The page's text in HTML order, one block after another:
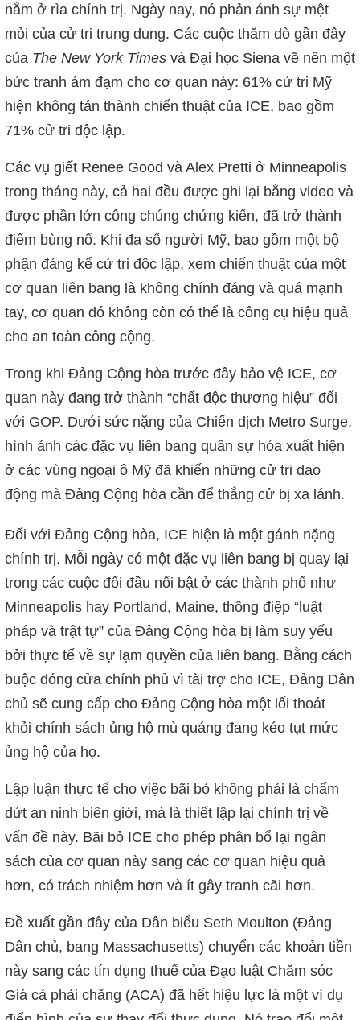
nằm ở rìa chính trị. Ngày nay, nó phản ánh sự mệt
mỏi của cử tri trung dung. Các cuộc thăm dò gần đây
của The New York Times và Đại học Siena vẽ nên một
bức tranh ảm đạm cho cơ quan này: 61% cử tri Mỹ
hiện không tán thành chiến thuật của ICE, bao gồm
71% cử tri độc lập.
Các vụ giết Renee Good và Alex Pretti ở Minneapolis
trong tháng này, cả hai đều được ghi lại bằng video và
được phần lớn công chúng chứng kiến, đã trở thành
điểm bùng nổ. Khi đa số người Mỹ, bao gồm một bộ
phận đáng kể cử tri độc lập, xem chiến thuật của một
cơ quan liên bang là không chính đáng và quá mạnh
tay, cơ quan đó không còn có thể là công cụ hiệu quả
cho an toàn công cộng.
Trong khi Đảng Cộng hòa trước đây bảo vệ ICE, cơ
quan này đang trở thành “chất độc thương hiệu” đối
với GOP. Dưới sức nặng của Chiến dịch Metro Surge,
hình ảnh các đặc vụ liên bang quân sự hóa xuất hiện
ở các vùng ngoại ô Mỹ đã khiến những cử tri dao
động mà Đảng Cộng hòa cần để thắng cử bị xa lánh.
Đối với Đảng Cộng hòa, ICE hiện là một gánh nặng
chính trị. Mỗi ngày có một đặc vụ liên bang bị quay lại
trong các cuộc đối đầu nổi bật ở các thành phố như
Minneapolis hay Portland, Maine, thông điệp “luật
pháp và trật tự” của Đảng Cộng hòa bị làm suy yếu
bởi thực tế về sự lạm quyền của liên bang. Bằng cách
buộc đóng cửa chính phủ vì tài trợ cho ICE, Đảng Dân
chủ sẽ cung cấp cho Đảng Cộng hòa một lối thoát
khỏi chính sách ủng hộ mù quáng đang kéo tụt mức
ủng hộ của họ.
Lập luận thực tế cho việc bãi bỏ không phải là chấm
dứt an ninh biên giới, mà là thiết lập lại chính trị về
vấn đề này. Bãi bỏ ICE cho phép phân bổ lại ngân
sách của cơ quan này sang các cơ quan hiệu quả
hơn, có trách nhiệm hơn và ít gây tranh cãi hơn.
Đề xuất gần đây của Dân biểu Seth Moulton (Đảng
Dân chủ, bang Massachusetts) chuyển các khoản tiền
này sang các tín dụng thuế của Đạo luật Chăm sóc
Giá cả phải chăng (ACA) đã hết hiệu lực là một ví dụ